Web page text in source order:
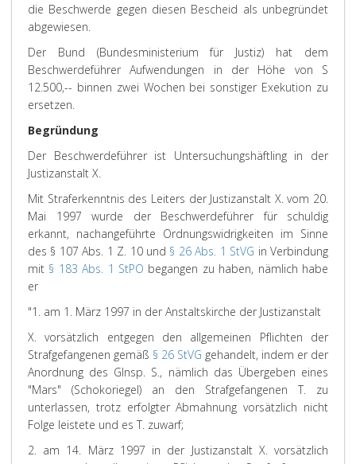
die Beschwerde gegen diesen Bescheid als unbegründet
abgewiesen.
Der Bund (Bundesministerium für Justiz) hat dem
Beschwerdeführer Aufwendungen in der Höhe von S
12.500,-- binnen zwei Wochen bei sonstiger Exekution zu
ersetzen.
Begründung
Der Beschwerdeführer ist Untersuchungshäftling in der
Justizanstalt X.
Mit Straferkenntnis des Leiters der Justizanstalt X. vom 20.
Mai 1997 wurde der Beschwerdeführer für schuldig
erkannt, nachangeführte Ordnungswidrigkeiten im Sinne
des § 107 Abs. 1 Z. 10 und § 26 Abs. 1 StVG in Verbindung
mit § 183 Abs. 1 StPO begangen zu haben, nämlich habe
er
"1. am 1. März 1997 in der Anstaltskirche der Justizanstalt
X. vorsätzlich entgegen den allgemeinen Pflichten der
Strafgefangenen gemäß § 26 StVG gehandelt, indem er der
Anordnung des GInsp. S., nämlich das Übergeben eines
"Mars" (Schokoriegel) an den Strafgefangenen T. zu
unterlassen, trotz erfolgter Abmahnung vorsätzlich nicht
Folge leistete und es T. zuwarf;
2. am 14. März 1997 in der Justizanstalt X. vorsätzlich